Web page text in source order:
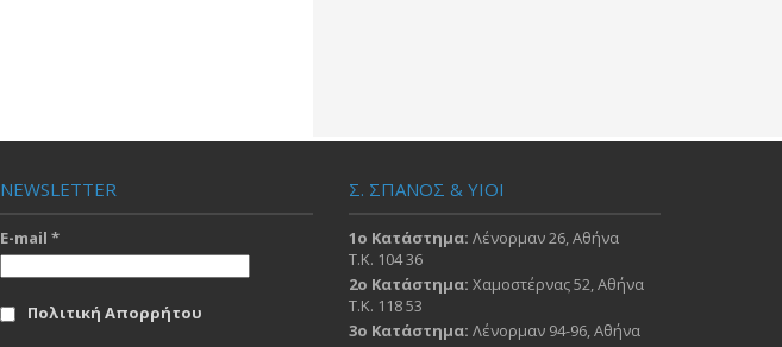
NEWSLETTER
E-mail *
Πολιτική Απορρήτου
Σ. ΣΠΑΝΟΣ & ΥΙΟΙ
1ο Κατάστημα: Λένορμαν 26, Αθήνα
Τ.Κ. 104 36
2ο Κατάστημα: Χαμοστέρνας 52, Αθήνα
Τ.Κ. 118 53
3ο Κατάστημα: Λένορμαν 94-96, Αθήνα